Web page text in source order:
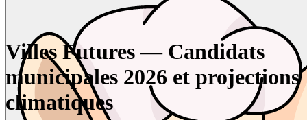
Villes Futures — Candidats
municipales 2026 et projections
climatiques